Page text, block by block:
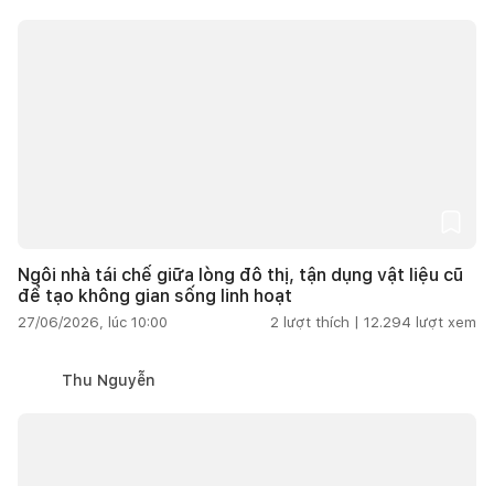
Ngôi nhà tái chế giữa lòng đô thị, tận dụng vật liệu cũ
để tạo không gian sống linh hoạt
27/06/2026, lúc 10:00 2 lượt thích | 12.294 lượt xem
Thu Nguyễn